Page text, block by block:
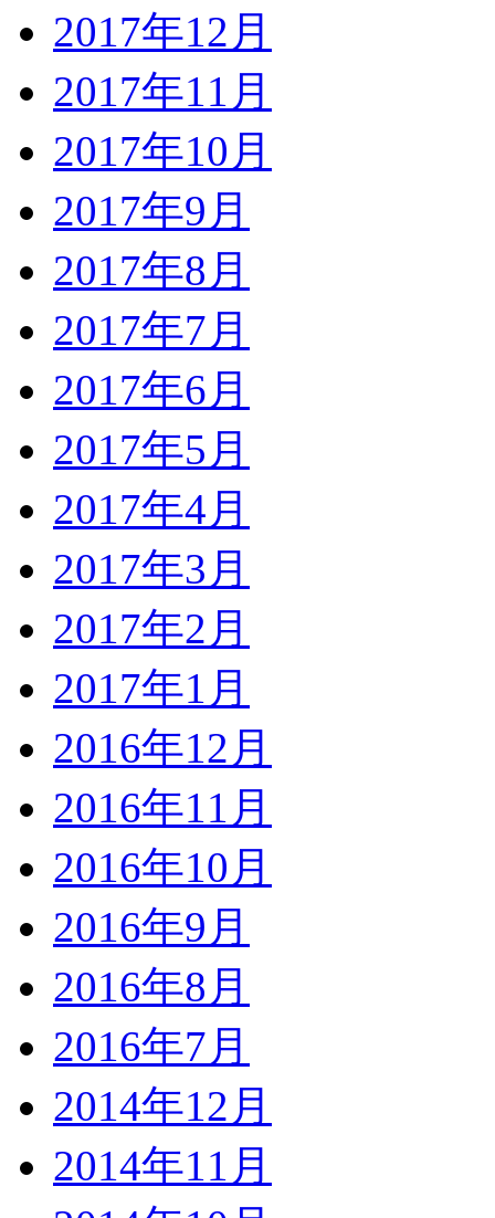
2017年12月
2017年11月
2017年10月
2017年9月
2017年8月
2017年7月
2017年6月
2017年5月
2017年4月
2017年3月
2017年2月
2017年1月
2016年12月
2016年11月
2016年10月
2016年9月
2016年8月
2016年7月
2014年12月
2014年11月